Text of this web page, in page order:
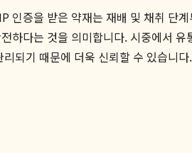
증을 받은 약재는 재배 및 채취 단
다는 것을 의미합니다. 시중에서
되기 때문에 더욱 신뢰할 수 있습니